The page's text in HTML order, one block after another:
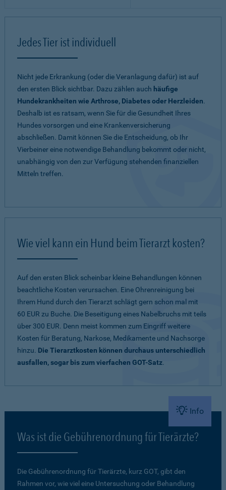
Jedes Tier ist individuell
Nicht jede Erkrankung (oder die Veranlagung dafür) ist auf
den ersten Blick sichtbar. Dazu zählen auch häufige
Hundekrankheiten wie Arthrose, Diabetes oder Herzleiden.
Deshalb ist es ratsam, wenn Sie für die Gesundheit Ihres
Hundes vorsorgen und eine Krankenversicherung
abschließen. Damit können Sie die Entscheidung, ob Ihr
Vierbeiner eine notwendige Behandlung bekommt oder nicht,
unabhängig von den zur Verfügung stehenden finanziellen
Mitteln treffen.
Wie viel kann ein Hund beim Tierarzt kosten?
Auf den ersten Blick scheinbar kleine Behandlungen können
beachtliche Kosten verursachen. Eine Ohrenreinigung bei
Ihrem Hund durch den Tierarzt schlägt gern schon mal mit
60 EUR zu Buche. Die Beseitigung eines Nabelbruchs mit teils
über 300 EUR. Denn meist kommen zum Eingriff weitere
Kosten für Beratung, Narkose, Medikamente und Nachsorge
hinzu. Die Tierarztkosten können durchaus unterschiedlich
ausfallen, sogar bis zum vierfachen GOT-Satz.
Info
Was ist die Gebührenordnung für Tierärzte?
Die Gebührenordnung für Tierärzte, kurz GOT, gibt den
Rahmen vor, wie viel eine Untersuchung oder Behandlung